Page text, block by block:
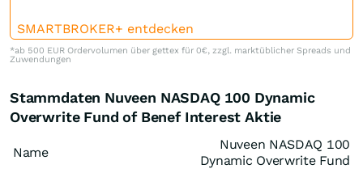
SMARTBROKER+ entdecken
*ab 500 EUR Ordervolumen über gettex für 0€, zzgl. marktüblicher Spreads und
Zuwendungen
Stammdaten Nuveen NASDAQ 100 Dynamic
Overwrite Fund of Benef Interest Aktie
Name
Nuveen NASDAQ 100
Dynamic Overwrite Fund